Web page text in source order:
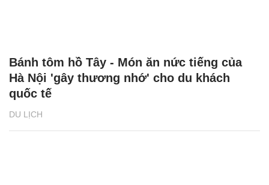
DU LỊCH
Bánh tôm hồ Tây - Món ăn nức tiếng của
Hà Nội 'gây thương nhớ' cho du khách
quốc tế